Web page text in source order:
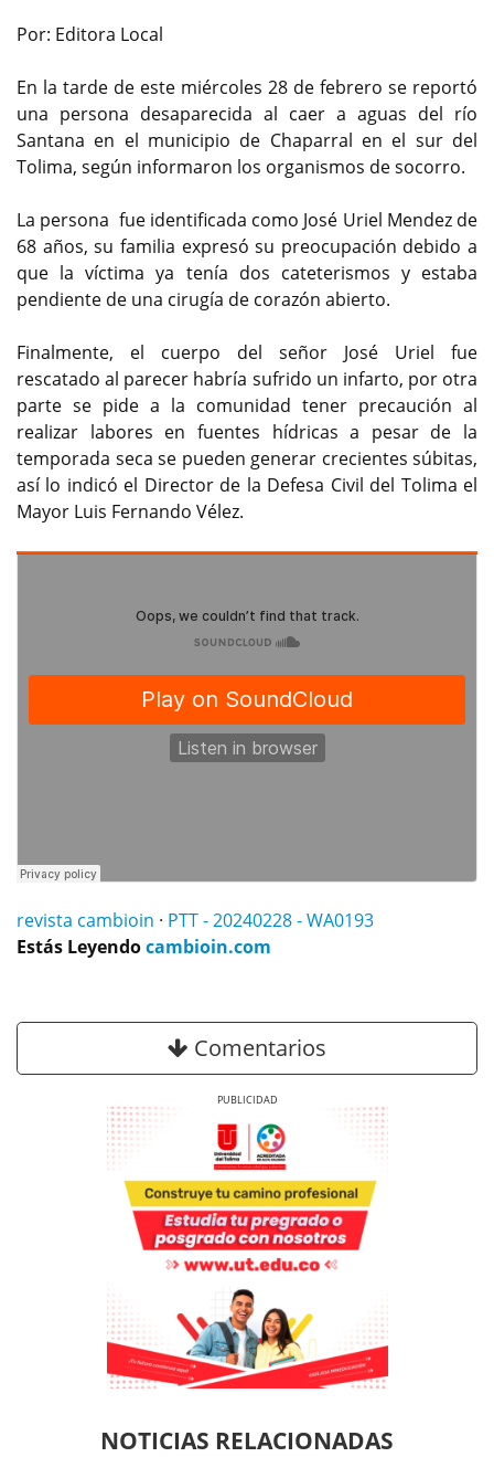
Por: Editora Local
En la tarde de este miércoles 28 de febrero se reportó
una persona desaparecida al caer a aguas del río
Santana en el municipio de Chaparral en el sur del
Tolima, según informaron los organismos de socorro.
La persona fue identificada como José Uriel Mendez de
68 años, su familia expresó su preocupación debido a
que la víctima ya tenía dos cateterismos y estaba
pendiente de una cirugía de corazón abierto.
Finalmente, el cuerpo del señor José Uriel fue
rescatado al parecer habría sufrido un infarto, por otra
parte se pide a la comunidad tener precaución al
realizar labores en fuentes hídricas a pesar de la
temporada seca se pueden generar crecientes súbitas,
así lo indicó el Director de la Defesa Civil del Tolima el
Mayor Luis Fernando Vélez.
revista cambioin · PTT - 20240228 - WA0193
Estás Leyendocambioin.com
Comentarios
NOTICIAS RELACIONADAS